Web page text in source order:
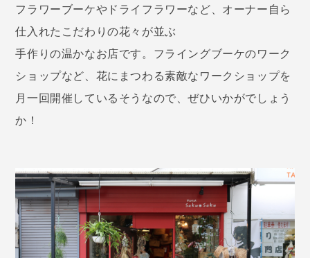
フラワーブーケやドライフラワーなど、オーナー自ら
仕入れたこだわりの花々が並ぶ
手作りの温かなお店です。フライングブーケのワーク
ショップなど、花にまつわる素敵なワークショップを
月一回開催しているそうなので、ぜひいかがでしょう
か！